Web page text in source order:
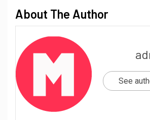
About The Author
See